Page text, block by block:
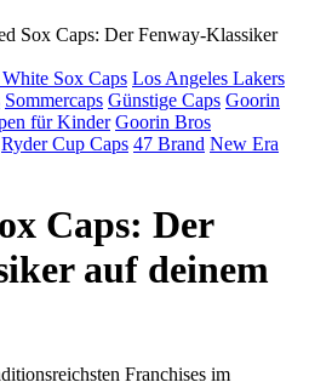
Sox Caps: Der Fenway-Klassiker
Sox Caps Los Angeles Lakers
Sommercaps Günstige Caps Goorin
für Kinder Goorin Bros
Ryder Cup Caps 47 Brand New Era
Caps: Der
auf deinem
Franchises im